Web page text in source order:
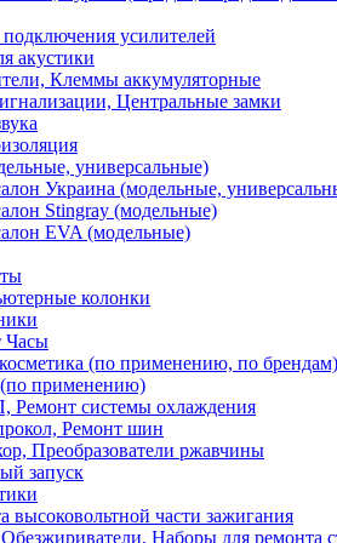
усилителей
акустики
Клеммы аккумуляторные
Центральные замки
универсальные)
Украина (модельные,
Stingray (модельные)
EVA (модельные)
колонки
Часы
(по применению, по брендам)
применению)
системы охлаждения
Ремонт шин
Преобразователи ржавчины
запуск
высоковольтной части зажигания
Наборы для ремонта